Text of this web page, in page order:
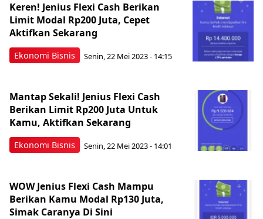
Ekonomi Bisnis
Keren! Jenius Flexi Cash Berikan
Limit Modal Rp200 Juta, Cepet
Aktifkan Sekarang
Senin, 22 Mei 2023 - 14:15
Ekonomi Bisnis
Mantap Sekali! Jenius Flexi Cash
Berikan Limit Rp200 Juta Untuk
Kamu, Aktifkan Sekarang
Senin, 22 Mei 2023 - 14:01
WOW Jenius Flexi Cash Mampu
Berikan Kamu Modal Rp130 Juta,
Simak Caranya Di Sini